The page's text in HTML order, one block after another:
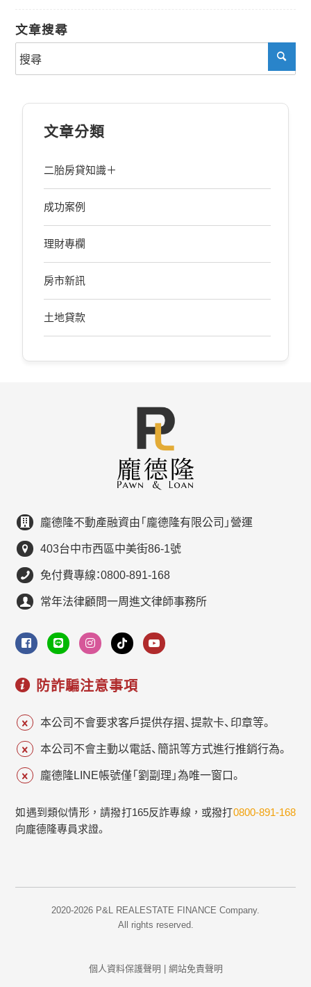
文章搜尋
文章分類
二胎房貸知識＋
成功案例
理財專欄
房市新訊
土地貸款
龐德隆不動產融資由「龐德隆有限公司」營運
403台中市西區中美街86-1號
免付費專線：0800-891-168
常年法律顧問一周進文律師事務所
防詐騙注意事項
本公司不會要求客戶提供存摺、提款卡、印章等。
本公司不會主動以電話、簡訊等方式進行推銷行為。
龐德隆LINE帳號僅「劉副理」為唯一窗口。
如遇到類似情形，請撥打165反詐專線，或撥打0800-891-168
向龐德隆專員求證。
2020-2026 P&L REALESTATE FINANCE Company.
All rights reserved.
個人資料保護聲明 網站免責聲明